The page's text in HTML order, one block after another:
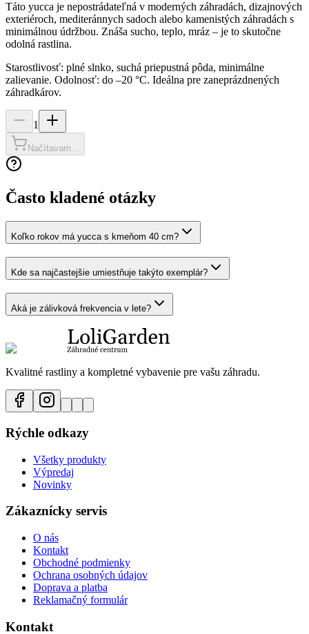
Táto yucca je nepostrádateľná v moderných záhradách, dizajnových
exteriéroch, mediteránnych sadoch alebo kamenistých záhradách s
minimálnou údržbou. Znáša sucho, teplo, mráz – je to skutočne
odolná rastlina.
Starostlivosť: plné slnko, suchá priepustná pôda, minimálne
zalievanie. Odolnosť: do –20 °C. Ideálna pre zaneprázdnených
záhradkárov.
1
Načítavam...
Často kladené otázky
Koľko rokov má yucca s kmeňom 40 cm?
Kde sa najčastejšie umiestňuje takýto exemplár?
Aká je zálivková frekvencia v lete?
Kvalitné rastliny a kompletné vybavenie pre vašu záhradu.
Rýchle odkazy
Všetky produkty
Výpredaj
Novinky
Zákaznícky servis
O nás
Kontakt
Obchodné podmienky
Ochrana osobných údajov
Doprava a platba
Reklamačný formulár
Kontakt